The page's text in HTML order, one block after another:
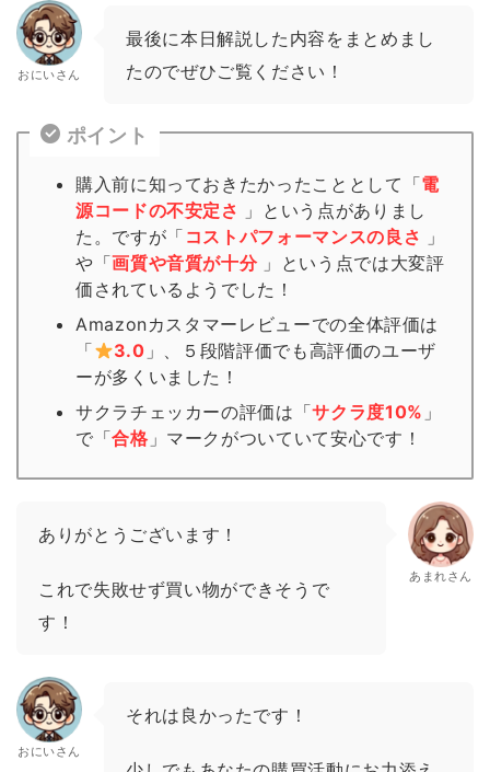
おにいさん
最後に本日解説した内容をまとめまし
たのでぜひご覧ください！
ポイント
購入前に知っておきたかったこととして「電
源コードの不安定さ
」という点がありまし
た。ですが「 コストパフォーマンスの良さ
」
や「画質や音質が十分 」という点では大変評
価されているようでした！
Amazonカスタマーレビューでの全体評価は
「
3.0 」、５段階評価でも高評価のユーザ
ーが多くいました！
サクラチェッカーの評価は「サクラ度10% 」
で「合格 」 マーク がついていて安心です！
ありがとうございます！
これで失敗せず買い物ができそうで
す！
あまれさん
おにいさん
それは良かったです！